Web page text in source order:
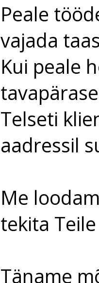
Peale
vajada
Kui peale
Telseti
aadressil
Me
tekita
Täname